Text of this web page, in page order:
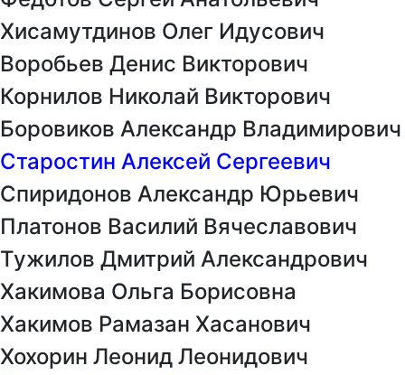
Хисамутдинов Олег Идусович
Воробьев Денис Викторович
Корнилов Николай Викторович
Боровиков Александр Владимирович
Старостин Алексей Сергеевич
Спиридонов Александр Юрьевич
Платонов Василий Вячеславович
Тужилов Дмитрий Александрович
Хакимова Ольга Борисовна
Хакимов Рамазан Хасанович
Хохорин Леонид Леонидович